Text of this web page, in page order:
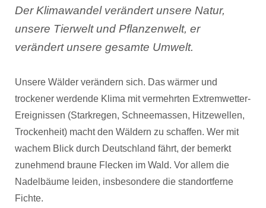
Der Klimawandel verändert unsere Natur,
unsere Tierwelt und Pflanzenwelt, er
verändert unsere gesamte Umwelt.
Unsere Wälder verändern sich. Das wärmer und
trockener werdende Klima mit vermehrten Extremwetter-
Ereignissen (Starkregen, Schneemassen, Hitzewellen,
Trockenheit) macht den Wäldern zu schaffen. Wer mit
wachem Blick durch Deutschland fährt, der bemerkt
zunehmend braune Flecken im Wald. Vor allem die
Nadelbäume leiden, insbesondere die standortferne
Fichte.